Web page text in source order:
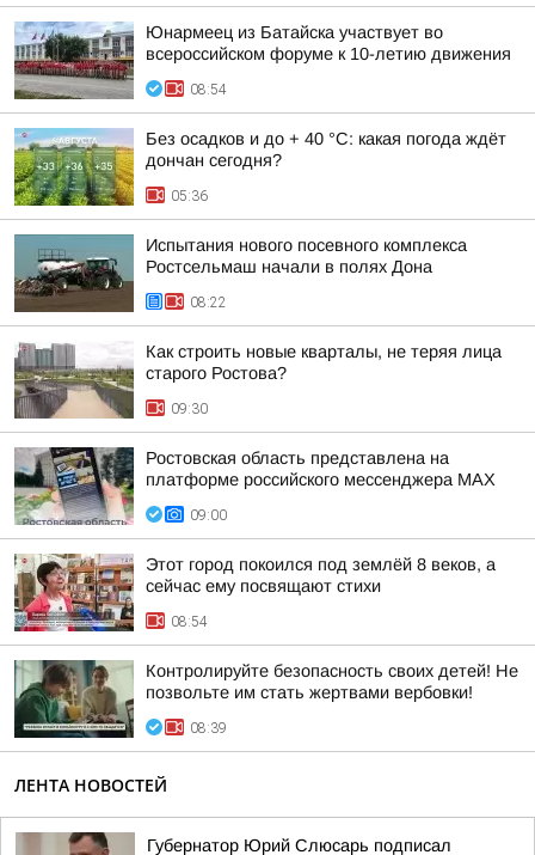
Юнармеец из Батайска участвует во
всероссийском форуме к 10-летию движения
08:54
Без осадков и до + 40 °С: какая погода ждёт
дончан сегодня?
05:36
Испытания нового посевного комплекса
Ростсельмаш начали в полях Дона
08:22
Как строить новые кварталы, не теряя лица
старого Ростова?
09:30
Ростовская область представлена на
платформе российского мессенджера МАХ
09:00
Этот город покоился под землёй 8 веков, а
сейчас ему посвящают стихи
08:54
Контролируйте безопасность своих детей! Не
позвольте им стать жертвами вербовки!
08:39
ЛЕНТА НОВОСТЕЙ
Губернатор Юрий Слюсарь подписал